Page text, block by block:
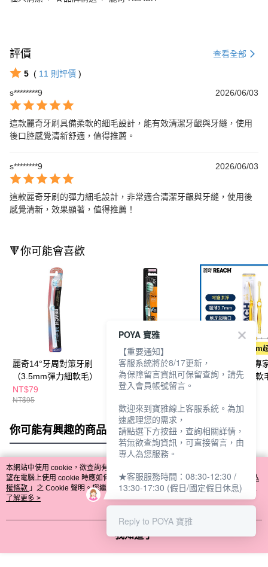
評價 查看全部
5 ( 11 則評價 )
s********9
2026/06/03
這款麗奇牙刷具備柔軟的細毛設計，能有效清潔牙齦與牙縫，使用
後口腔感覺清新舒適，值得推薦。
s********9 2026/06/03
這款麗奇牙刷的彈力細毛設計，非常適合清潔牙齦與牙縫，使用後
感覺清新，效果顯著，值得推薦！
🔻你可能會喜歡
麗奇14°牙周對策牙刷
（3.5mm彈力細軟毛）
NT$79
NT$95
麗奇14度牙周對策牙
刷-寬版極細軟毛
NT$79
麗奇14度齒科專
刷-潔淨護理細軟
你可能有興趣的商品 全站排行
熱門標籤
本網站中使用 cookie，欲查詢有關本網站使用 cookie 方式之詳情，及若您不希
望在電腦上使用 cookie 時應如何變更電腦的 cookie 設定，請參閱本網站「
隱私
權條款 」之 Cookie 聲明。您繼續使用本網站即表示您同意本公司得按本網站使
用條款之 Cookie 聲明使用 cookie。
了解更多 >
我知道了
POYA 寶雅
【重要通知】
客服系統將於8/17更新，
為保障留言資訊可保留查詢，請先
登入會員帳號留言。
歡迎來到寶雅線上客服系統。為加
速處理您的需求，
請點選下方按鈕，查詢相關詳情，
若無欲查詢資訊，可直接留言，由
專人為您服務。
★客服服務時間：08:30-12:30 /
13:30-17:30 (假日/國定假日休息)
Reply to POYA 寶雅